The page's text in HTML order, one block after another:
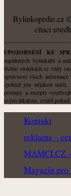
Bylinkopedie.cz
citaci
UPOZORNĚNÍ KE
zapálených bylinkářů a
těchto stránkách se vždy
správnost všech
(pokud jste nějakou
postupy a recepty
svým lékařem, zvlášť
Kontakt
reklama –
MAMCI.CZ
Magazín pro